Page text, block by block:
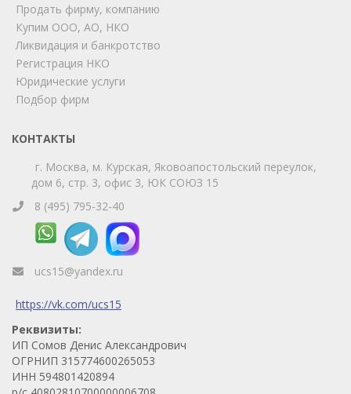
Продать фирму, компанию
Купим ООО, АО, НКО
Ликвидация и банкротство
Регистрация НКО
Юридические услуги
Подбор фирм
КОНТАКТЫ
г. Москва, м. Курская, Яковоапостольский переулок,
дом 6, стр. 3, офис 3, ЮК СОЮЗ 15
8 (495) 795-32-40
ucs15@yandex.ru
https://vk.com/ucs15
Реквизиты:
ИП Сомов Денис Александрович
ОГРНИП 315774600265053
ИНН 594801420894
Мы на связи!
Позвоните нам или свяжитесь с нами через любой
удобный мессенджер!
Telegram
Телефон